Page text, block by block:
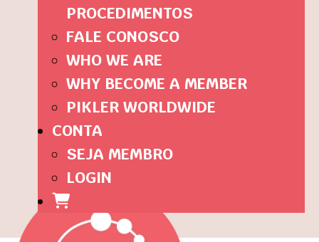
PROCEDIMENTOS
FALE CONOSCO
WHO WE ARE
WHY BECOME A MEMBER
PIKLER WORLDWIDE
CONTA
SEJA MEMBRO
LOGIN